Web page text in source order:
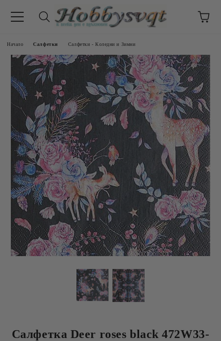
Начало Салфетки Салфетки - Коледни и Зимни
Салфетка Deer roses black 472W33-